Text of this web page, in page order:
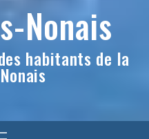
Nonais
habitants de la